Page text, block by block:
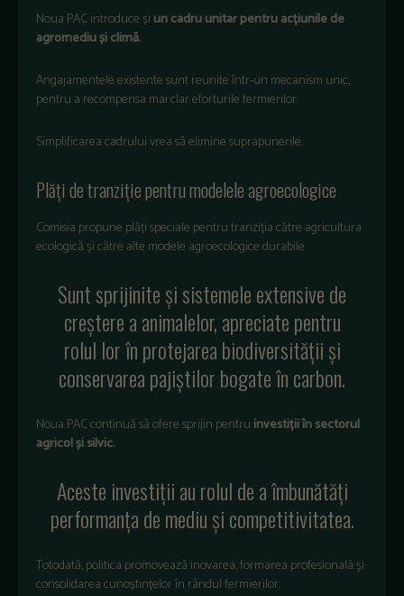
Noua PAC introduce și un cadru unitar pentru acțiunile de
agromediu și climă.
Angajamentele existente sunt reunite într-un mecanism unic,
pentru a recompensa mai clar eforturile fermierilor.
Simplificarea cadrului vrea să elimine suprapunerile.
Plăți de tranziție pentru modelele agroecologice
Comisia propune plăți speciale pentru tranziția către agricultura
ecologică și către alte modele agroecologice durabile.
Sunt sprijinite și sistemele extensive de
creștere a animalelor, apreciate pentru
rolul lor în protejarea biodiversității și
conservarea pajiștilor bogate în carbon.
Noua PAC continuă să ofere sprijin pentru investiții în sectorul
agricol și silvic.
Aceste investiții au rolul de a îmbunătăți
performanța de mediu și competitivitatea.
Totodată, politica promovează inovarea, formarea profesională și
consolidarea cunoștințelor în rândul fermierilor.